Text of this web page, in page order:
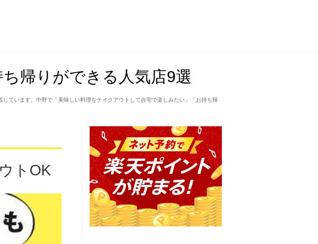
帰りができる人気店9選
ています。中野で「美味しい料理をテイクアウトして自宅で楽しみたい」「お持ち帰
トOK